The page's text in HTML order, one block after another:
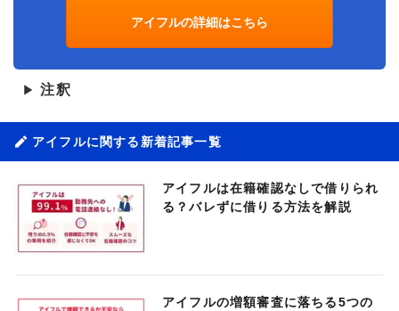
アイフルの詳細はこちら
▶ 注釈
アイフルに関する新着記事一覧
アイフルは在籍確認なしで借りられ
る？バレずに借りる方法を解説
アイフルの増額審査に落ちる5つの